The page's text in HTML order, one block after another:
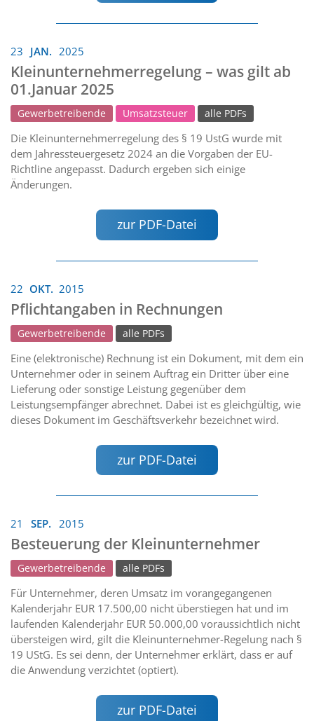
23 JAN. 2025
Kleinunternehmerregelung – was gilt ab
01.Januar 2025
Gewerbetreibende Umsatzsteuer alle PDFs
Die Kleinunternehmerregelung des § 19 UstG wurde mit
dem Jahressteuergesetz 2024 an die Vorgaben der EU-
Richtline angepasst. Dadurch ergeben sich einige
Änderungen.
zur PDF-Datei
22 OKT. 2015
Pflichtangaben in Rechnungen
Gewerbetreibende alle PDFs
Eine (elektronische) Rechnung ist ein Dokument, mit dem ein
Unternehmer oder in seinem Auftrag ein Dritter über eine
Lieferung oder sonstige Leistung gegenüber dem
Leistungsempfänger abrechnet. Dabei ist es gleichgültig, wie
dieses Dokument im Geschäftsverkehr bezeichnet wird.
zur PDF-Datei
21 SEP. 2015
Besteuerung der Kleinunternehmer
Gewerbetreibende alle PDFs
Für Unternehmer, deren Umsatz im vorangegangenen
Kalenderjahr EUR 17.500,00 nicht überstiegen hat und im
laufenden Kalenderjahr EUR 50.000,00 voraussichtlich nicht
übersteigen wird, gilt die Kleinunternehmer-Regelung nach §
19 UStG. Es sei denn, der Unternehmer erklärt, dass er auf
die Anwendung verzichtet (optiert).
zur PDF-Datei